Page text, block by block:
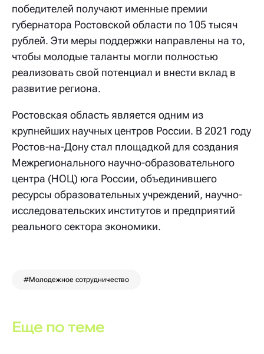
#Молодежное сотрудничество
победителей получают именные премии
губернатора Ростовской области по 105 тысяч
рублей. Эти меры поддержки направлены на то,
чтобы молодые таланты могли полностью
реализовать свой потенциал и внести вклад в
развитие региона.
Ростовская область является одним из
крупнейших научных центров России. В 2021 году
Ростов-на-Дону стал площадкой для создания
Межрегионального научно-образовательного
центра (НОЦ) юга России, объединившего
ресурсы образовательных учреждений, научно-
исследовательских институтов и предприятий
реального сектора экономики.
Еще по теме